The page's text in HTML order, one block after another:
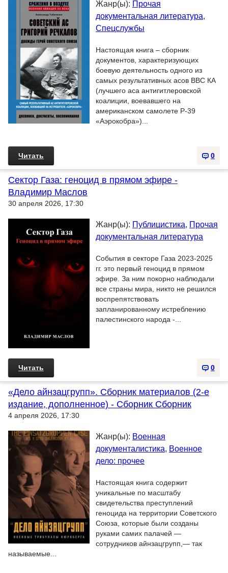
Жанр(ы): Прочая
документальная литература,
Cпецслужбы
Настоящая книга – сборник
документов, характеризующих
боевую деятельность одного из
самых результативных асов ВВС КА
(лучшего аса антигитлеровской
коалиции, воевавшего на
американском самолете Р-39
«Аэрокобра»)...
0
Читать
Сектор Газа: геноцид в прямом эфире -
Владимир Маслов
30 апреля 2026, 17:30
Жанр(ы): Публицистика, Прочая
документальная литература
События в секторе Газа 2023-2025
гг. это первый геноцид в прямом
эфире. За ним покорно наблюдали
все страны мира, никто не решился
воспрепятствовать
запланированному истреблению
палестинского народа -...
0
Читать
«Дело айнзацгрупп». Сборник материалов (2-е
издание, дополненное) - Сборник Сборник
4 апреля 2026, 17:30
Жанр(ы): Военная
документалистика, Военное
дело: прочее
Настоящая книга содержит
уникальные по масштабу
свидетельства преступлений
геноцида на территории Советского
Союза, которые были созданы
руками самих палачей —
сотрудников айнзацгрупп,— так
называемые...